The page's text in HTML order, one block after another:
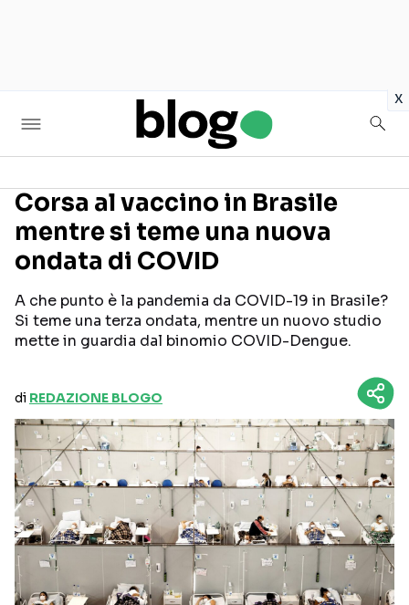
x
Seguici sui social
Corsa al vaccino in Brasile
mentre si teme una nuova
ondata di COVID
A che punto è la pandemia da COVID-19 in Brasile?
Si teme una terza ondata, mentre un nuovo studio
mette in guardia dal binomio COVID-Dengue.
di REDAZIONE BLOGO